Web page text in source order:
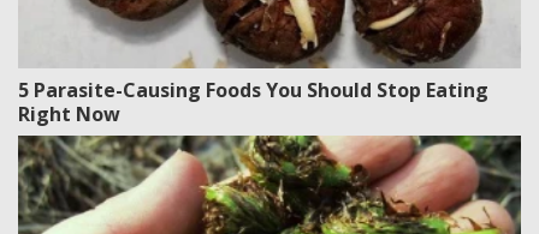
5 Parasite-Causing Foods You Should Stop Eating
Right Now